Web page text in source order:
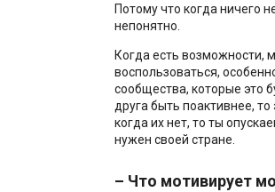
Потому что когда ничего
непонятно.
Когда есть возможности,
воспользоваться,
сообщества, которые это
друга быть поактивнее,
когда их нет, то ты
нужен своей стране.
– Что мотивирует